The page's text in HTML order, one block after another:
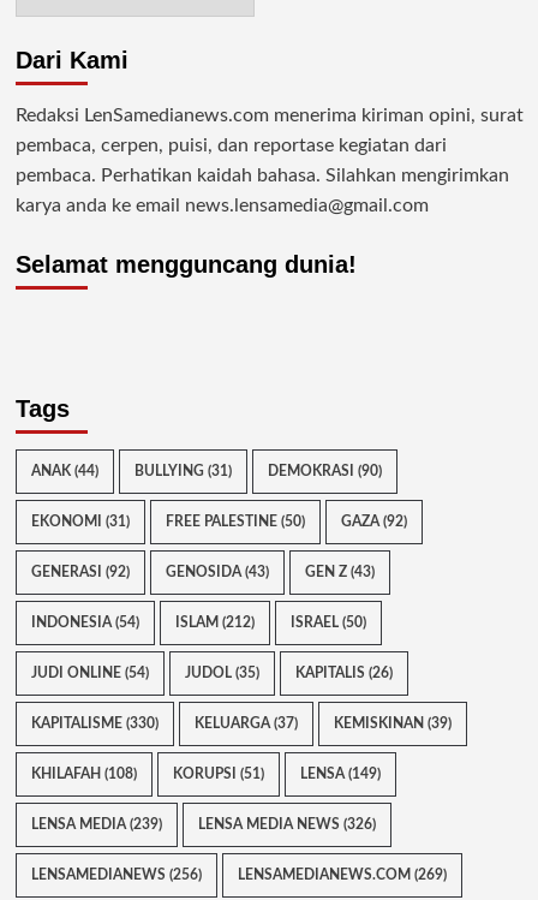
Dari Kami
Redaksi LenSamedianews.com menerima kiriman opini, surat
pembaca, cerpen, puisi, dan reportase kegiatan dari
pembaca. Perhatikan kaidah bahasa. Silahkan mengirimkan
karya anda ke email news.lensamedia@gmail.com
Selamat mengguncang dunia!
Tags
ANAK(44) BULLYING (31) DEMOKRASI (90)
EKONOMI (31) FREE PALESTINE (50) GAZA(92)
GENERASI (92) GENOSIDA(43) GEN Z(43)
INDONESIA(54) ISLAM (212) ISRAEL(50)
JUDI ONLINE (54) JUDOL(35) KAPITALIS (26)
KAPITALISME (330) KELUARGA(37) KEMISKINAN (39)
KHILAFAH (108) KORUPSI (51) LENSA(149)
LENSA MEDIA(239) LENSA MEDIA NEWS (326)
LENSAMEDIANEWS (256) LENSAMEDIANEWS.COM (269)